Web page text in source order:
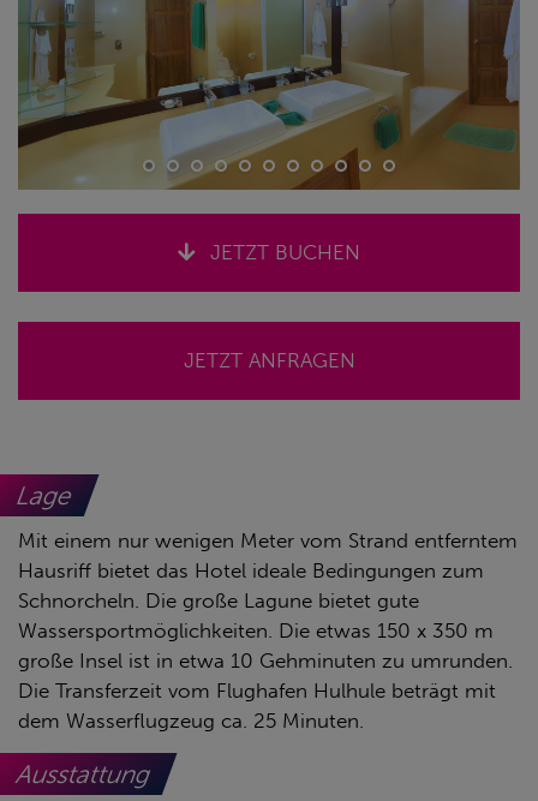
JETZT BUCHEN
JETZT ANFRAGEN
Lage
Mit einem nur wenigen Meter vom Strand entferntem
Hausriff bietet das Hotel ideale Bedingungen zum
Schnorcheln. Die große Lagune bietet gute
Wassersportmöglichkeiten. Die etwas 150 x 350 m
große Insel ist in etwa 10 Gehminuten zu umrunden.
Die Transferzeit vom Flughafen Hulhule beträgt mit
dem Wasserflugzeug ca. 25 Minuten.
Ausstattung